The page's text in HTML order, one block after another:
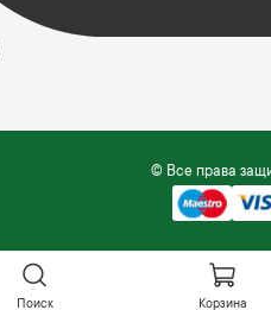
© Все права
Поиск Корзина